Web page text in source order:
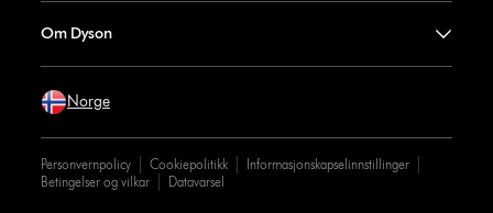
Om Dyson
Norge
Personvernpolicy Cookiepolitikk
Informasjonskapselinnstillinger
Betingelser og vilkar
Datavarsel